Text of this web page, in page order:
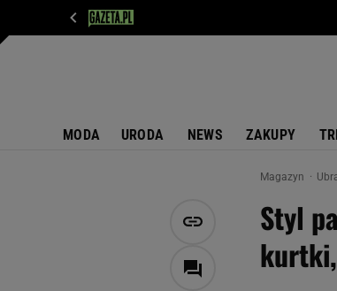
MODA URODA NEWS ZAKUPY
Magazyn
Styl